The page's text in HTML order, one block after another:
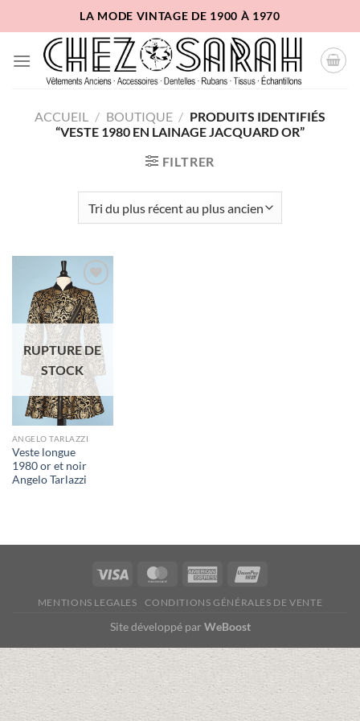
au
contenu
LA MODE VINTAGE DE 1900 À 1970
ACCUEIL / BOUTIQUE / PRODUITS IDENTIFIÉS
“VESTE 1980 EN LAINAGE JACQUARD OR”
FILTRER
Ajouter
à la liste
d'envies
RUPTURE DE
STOCK
ANGELO TARLAZZI
Veste longue
1980 or et noir
Angelo Tarlazzi
Visa MasterCardAmerican
MENTIONS LEGALES CONDITIONS GÉNÉRALES DE VENTE
Site développé par WeBoost